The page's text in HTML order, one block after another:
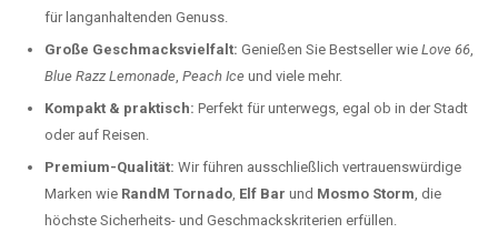
für langanhaltenden Genuss.
Große Geschmacksvielfalt: Genießen Sie Bestseller wie Love 66,
Blue Razz Lemonade, Peach Ice und viele mehr.
Kompakt & praktisch: Perfekt für unterwegs, egal ob in der Stadt
oder auf Reisen.
Premium-Qualität: Wir führen ausschließlich vertrauenswürdige
Marken wie RandM Tornado, Elf Bar und Mosmo Storm, die
höchste Sicherheits- und Geschmackskriterien erfüllen.